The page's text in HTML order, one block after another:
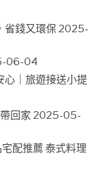
省錢又環保 2025-
06-04
心｜旅遊接送小提
回家 2025-05-
配推薦 泰式料理